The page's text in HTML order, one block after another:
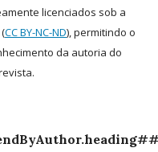
licenciados sob a
(CC BY-NC-ND), permitindo o
da autoria do